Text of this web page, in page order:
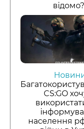
відомо?
CS:GO
населення